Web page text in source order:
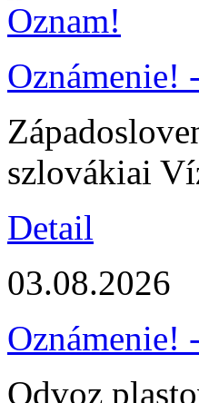
Oznámenie!
szlovákiai
Detail
03.08.2026
Oznámenie!
Odvoz